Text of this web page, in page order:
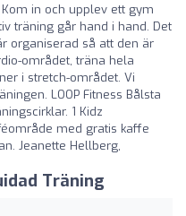
in och upplev ett gym
träning går hand i hand. Det
organiserad så att den är
området, träna hela
i stretch-området. Vi
LOOP Fitness Bålsta
1 Kidz
med gratis kaffe
Jeanette Hellberg,
Träning